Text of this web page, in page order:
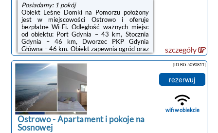
Posiadamy: 1 pokój
Obiekt Leśne Domki na Pomorzu położony
jest w miejscowości Ostrowo i oferuje
bezpłatne Wi-Fi. Odległość ważnych miejsc
od obiektu: Port Gdynia – 43 km, Stocznia
Gdynia – 46 km, Dworzec PKP Gdynia
Główna – 46 km. Obiekt zapewnia ogród oraz
bezpłatny prywatny parking. W okolicy w
odległości 1,8 km znajduje się Plaża w
Ostrowie.W domu wakacyjnym zapewniono
taras, kilka sypialni (2), salon z telewizorem z
płaskim ekranem, aneks kuchenny ze
standardowym wyposażeniem, takim jak
lodówka i piekarnik, a także kilka łazienek (2)
z prysznicem. Goście mogą podziwiać widok
na ...
szczegóły
Ostrowo-Apartament i pokoje na
Sosnowej
[ID BG.5090811]
rezerwuj
wifi w obiekcie